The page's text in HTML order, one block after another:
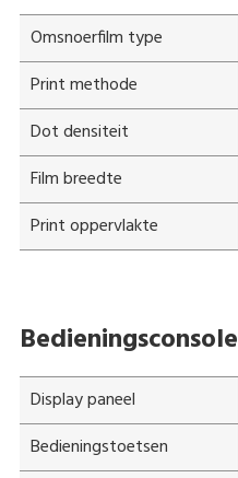
Omsnoerfilm type
Print methode
Dot densiteit
Film breedte
Print oppervlakte
Bedieningsconsole
Display paneel
Bedieningstoetsen